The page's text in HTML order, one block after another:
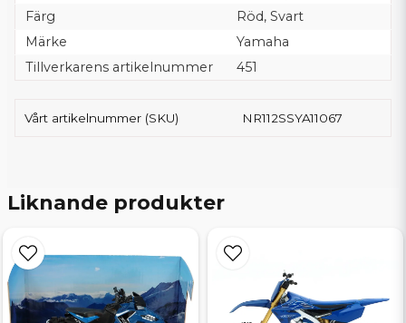
Färg
Röd, Svart
Märke
Yamaha
Tillverkarens artikelnummer
451
Vårt artikelnummer (SKU) NR112SSYA11067
Liknande produkter